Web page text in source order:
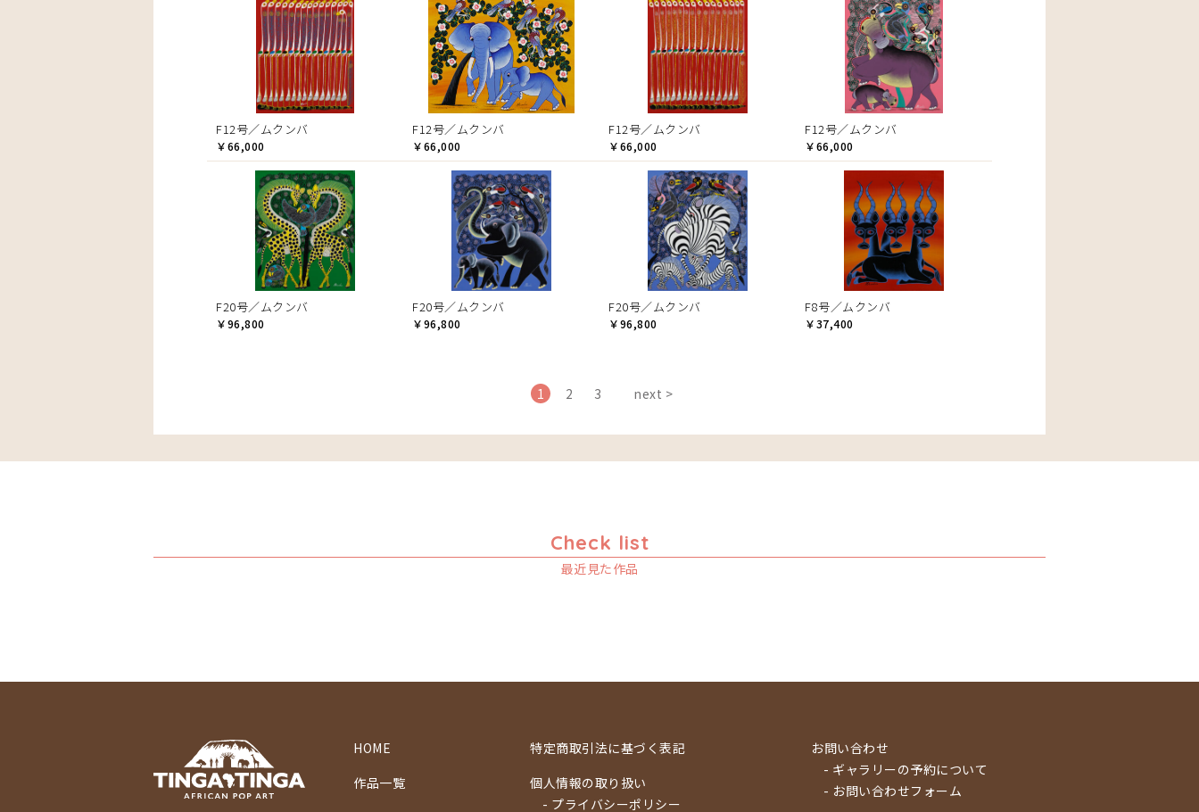
F12号／ムクンバ
￥66,000
F12号／ムクンバ
￥66,000
F12号／ムクンバ
￥66,000
F12号／ムクンバ
￥66,000
F20号／ムクンバ
￥96,800
F20号／ムクンバ
￥96,800
F20号／ムクンバ
￥96,800
F8号／ムクンバ
￥37,400
1 2 3 next >
Check list
最近見た作品
HOME
作品一覧
特定商取引法に基づく表記
個人情報の取り扱い
- プライバシーポリシー
お問い合わせ
- ギャラリーの予約について
- お問い合わせフォーム